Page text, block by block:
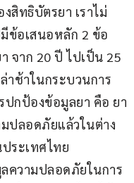
สิทธิบัตรยา เราไม่
ข้อเสนอหลัก 2 ข้อ
จาก 20 ปี ไปเป็น 25
าช้าในกระบวนการ
ปกป้องข้อมูลยา คือ ยา
ปลอดภัยแล้วในต่าง
ระเทศไทย
ความปลอดภัยในการ